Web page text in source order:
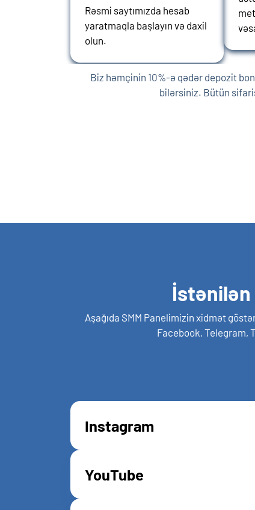
Rəsmi saytımızda hesab
yaratmaqla başlayın və daxil
olun.
Biz həmçinin 10%-ə qədər depozit
bilərsiniz. Bütün
İstənilən
Aşağıda SMM Panelimizin xidmət
Facebook, Telegram,
Instagram
YouTube